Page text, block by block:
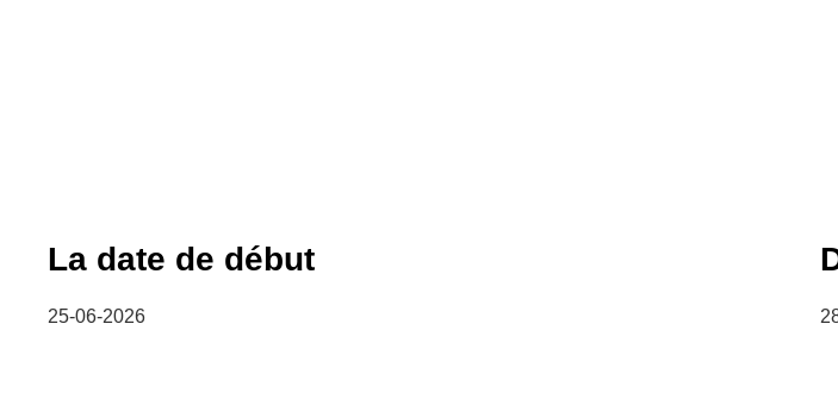
La date de début
25-06-2026